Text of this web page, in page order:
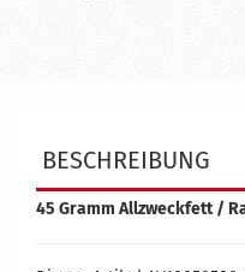
BESCHREIBUNG
45 Gramm Allzweckfett /